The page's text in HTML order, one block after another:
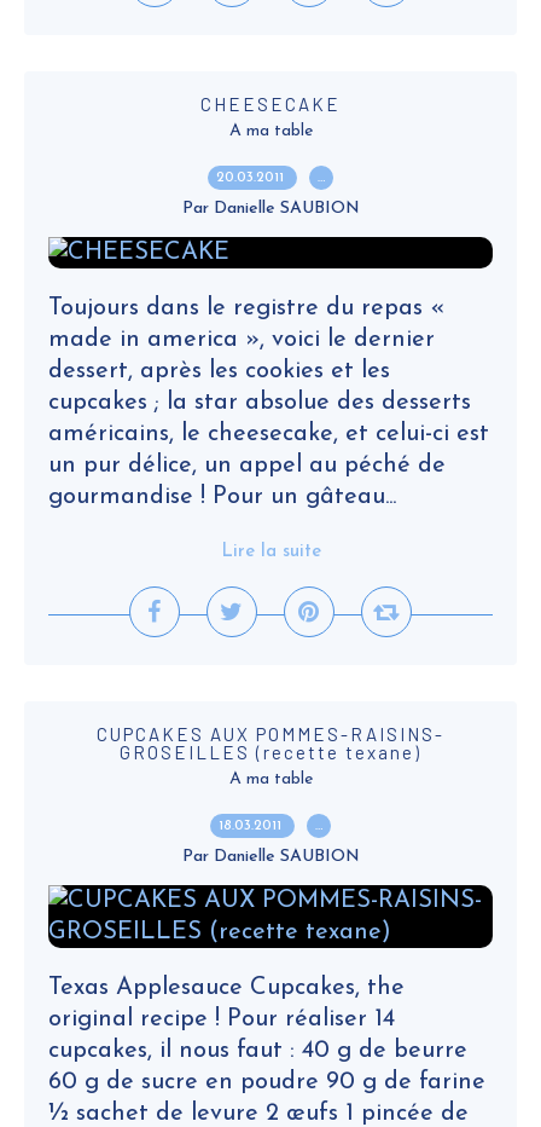
CHEESECAKE
A ma table
20.03.2011 …
Par Danielle SAUBION
Toujours dans le registre du repas «
made in america », voici le dernier
dessert, après les cookies et les
cupcakes ; la star absolue des desserts
américains, le cheesecake, et celui-ci est
un pur délice, un appel au péché de
gourmandise ! Pour un gâteau...
Lire la suite
CUPCAKES AUX POMMES-RAISINS-
GROSEILLES (recette texane)
A ma table
18.03.2011 …
Par Danielle SAUBION
Texas Applesauce Cupcakes, the
original recipe ! Pour réaliser 14
cupcakes, il nous faut : 40 g de beurre
60 g de sucre en poudre 90 g de farine
½ sachet de levure 2 œufs 1 pincée de